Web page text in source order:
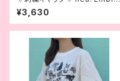
dered Cap♡
¥3,630